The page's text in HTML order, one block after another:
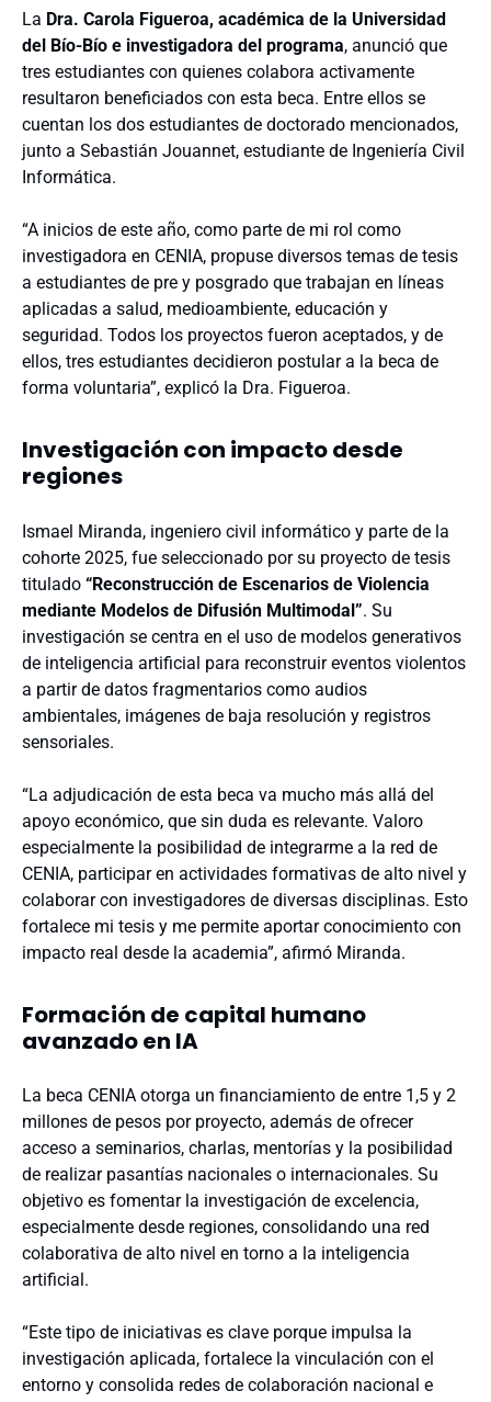
La Dra. Carola Figueroa, académica de la Universidad
del Bío-Bío e investigadora del programa, anunció que
tres estudiantes con quienes colabora activamente
resultaron beneficiados con esta beca. Entre ellos se
cuentan los dos estudiantes de doctorado mencionados,
junto a Sebastián Jouannet, estudiante de Ingeniería Civil
Informática.
“A inicios de este año, como parte de mi rol como
investigadora en CENIA, propuse diversos temas de tesis
a estudiantes de pre y posgrado que trabajan en líneas
aplicadas a salud, medioambiente, educación y
seguridad. Todos los proyectos fueron aceptados, y de
ellos, tres estudiantes decidieron postular a la beca de
forma voluntaria”, explicó la Dra. Figueroa.
Investigación con impacto desde
regiones
Ismael Miranda, ingeniero civil informático y parte de la
cohorte 2025, fue seleccionado por su proyecto de tesis
titulado “Reconstrucción de Escenarios de Violencia
mediante Modelos de Difusión Multimodal”. Su
investigación se centra en el uso de modelos generativos
de inteligencia artificial para reconstruir eventos violentos
a partir de datos fragmentarios como audios
ambientales, imágenes de baja resolución y registros
sensoriales.
“La adjudicación de esta beca va mucho más allá del
apoyo económico, que sin duda es relevante. Valoro
especialmente la posibilidad de integrarme a la red de
CENIA, participar en actividades formativas de alto nivel y
colaborar con investigadores de diversas disciplinas. Esto
fortalece mi tesis y me permite aportar conocimiento con
impacto real desde la academia”, afirmó Miranda.
Formación de capital humano
avanzado en IA
La beca CENIA otorga un financiamiento de entre 1,5 y 2
millones de pesos por proyecto, además de ofrecer
acceso a seminarios, charlas, mentorías y la posibilidad
de realizar pasantías nacionales o internacionales. Su
objetivo es fomentar la investigación de excelencia,
especialmente desde regiones, consolidando una red
colaborativa de alto nivel en torno a la inteligencia
artificial.
“Este tipo de iniciativas es clave porque impulsa la
investigación aplicada, fortalece la vinculación con el
entorno y consolida redes de colaboración nacional e